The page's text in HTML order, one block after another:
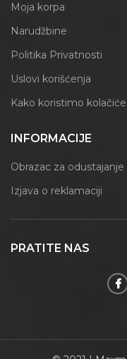
Moja korpa
Narudžbine
Politika Privatnosti
Uslovi korišćenja
Kako koristimo kolačiće
INFORMACIJE
Obrazac za odustajanje
Izjava o reklamaciji
PRATITE NAS